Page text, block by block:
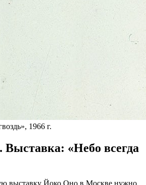
1966 г.
«Небо всегда
выставку Йоко Оно в Москве нужно